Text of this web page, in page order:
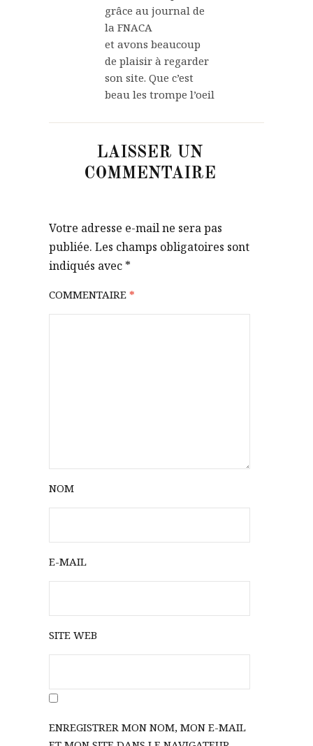
grâce au journal de
la FNACA
et avons beaucoup
de plaisir à regarder
son site. Que c’est
beau les trompe l’oeil
LAISSER UN
COMMENTAIRE
Votre adresse e-mail ne sera pas
publiée. Les champs obligatoires sont
indiqués avec *
COMMENTAIRE *
NOM
E-MAIL
SITE WEB
ENREGISTRER MON NOM, MON E-MAIL